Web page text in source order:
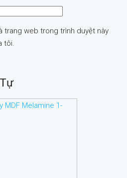
trang web trong trình duyệt này
tôi.